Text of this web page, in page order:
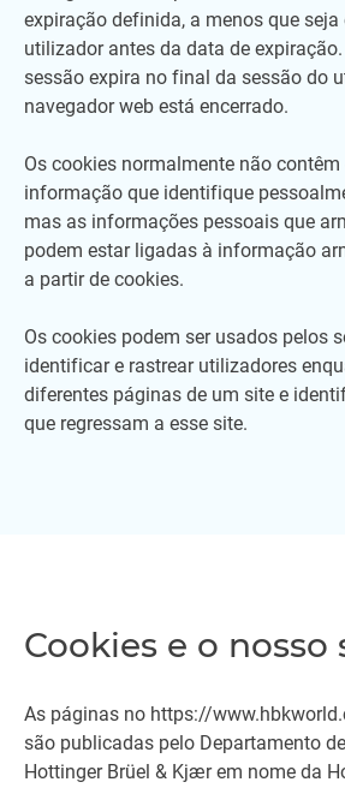
expiração definida, a menos que
utilizador antes da data de
sessão expira no final da sessão do
navegador web está encerrado.
Os cookies normalmente não
informação que identifique
mas as informações pessoais que
podem estar ligadas à informação
a partir de cookies.
Os cookies podem ser usados pelos
identificar e rastrear utilizadores
diferentes páginas de um site e
que regressam a esse site.
Cookies e o nosso
As páginas no https://
são publicadas pelo Departamento
Hottinger Brüel & Kjær em nome da